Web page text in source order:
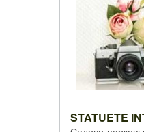
STATUETE